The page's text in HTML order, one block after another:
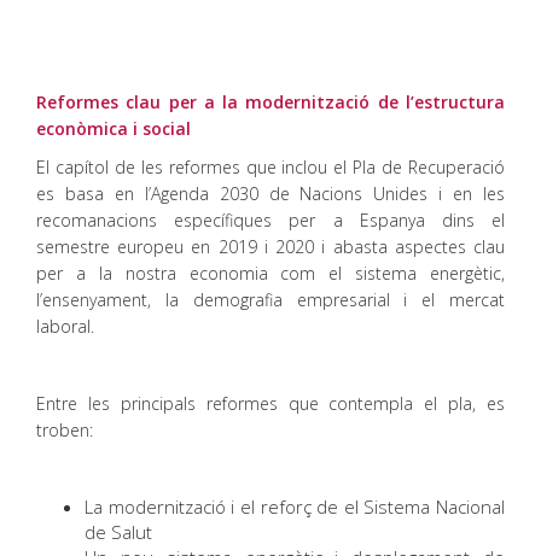
Reformes clau per a la modernització de l’estructura
econòmica i social
El capítol de les reformes que inclou el Pla de Recuperació
es basa en l’Agenda 2030 de Nacions Unides i en les
recomanacions específiques per a Espanya dins el
semestre europeu en 2019 i 2020 i abasta aspectes clau
per a la nostra economia com el sistema energètic,
l’ensenyament, la demografia empresarial i el mercat
laboral.
Entre les principals reformes que contempla el pla, es
troben:
La modernització i el reforç de el Sistema Nacional
de Salut